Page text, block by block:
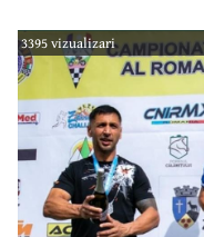
a Campionatului
de ani.
3395 vizualizari